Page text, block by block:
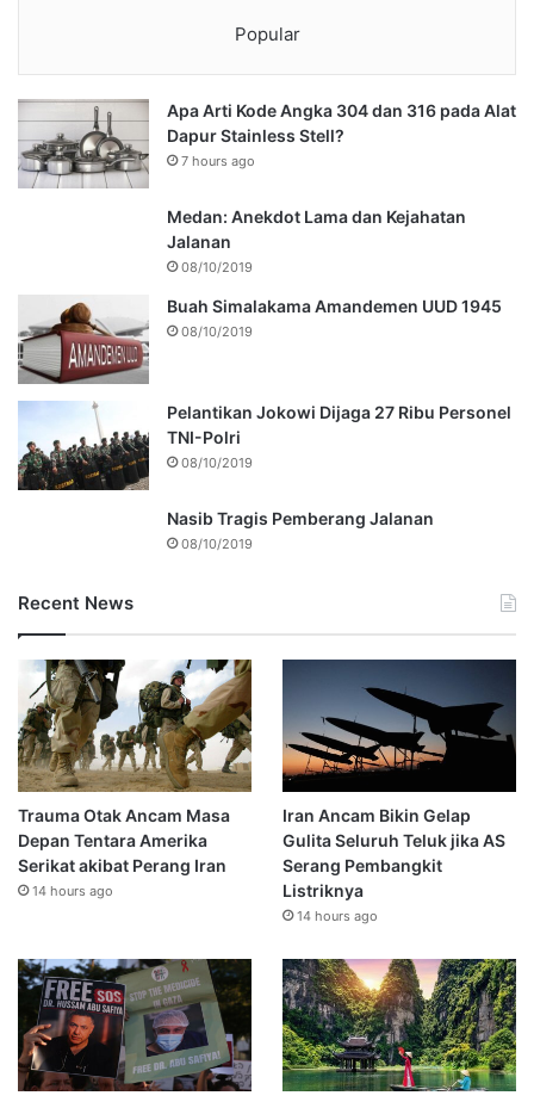
Popular
Apa Arti Kode Angka 304 dan 316 pada Alat
Dapur Stainless Stell?
7 hours ago
Medan: Anekdot Lama dan Kejahatan
Jalanan
08/10/2019
Buah Simalakama Amandemen UUD 1945
08/10/2019
Pelantikan Jokowi Dijaga 27 Ribu Personel
TNI-Polri
08/10/2019
Nasib Tragis Pemberang Jalanan
08/10/2019
Recent News
Trauma Otak Ancam Masa
Depan Tentara Amerika
Serikat akibat Perang Iran
14 hours ago
Iran Ancam Bikin Gelap
Gulita Seluruh Teluk jika AS
Serang Pembangkit
Listriknya
14 hours ago